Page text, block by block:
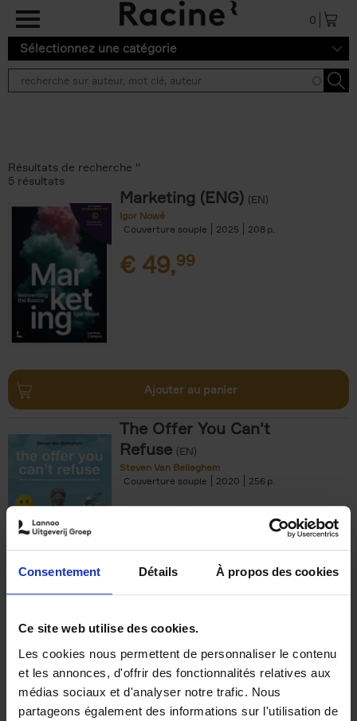
Consentement Détails À propos des cookies
Ce site web utilise des cookies.
Les cookies nous permettent de personnaliser le contenu
et les annonces, d'offrir des fonctionnalités relatives aux
médias sociaux et d'analyser notre trafic. Nous
partageons également des informations sur l'utilisation de
Aller au contenu principal
0
Sélectionnez une catégorie
Résultats de recherche ''
5 résultats
Marketing (ENG) (EN)
Igor Nowé
Couverture souple
2025 208
€ 49,99
Ajouter au panier
The Offer You Can't
Refuse (EN)
Steven Van Belleghem
Couverture souple
2020 256
€37,50
Building Bonds = Building
Business
Jochen Roef Jozefien De Feyter
Carolien Boom
Couverture souple
2025 200